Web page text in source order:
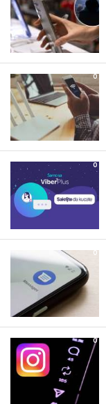
0
0
0
0